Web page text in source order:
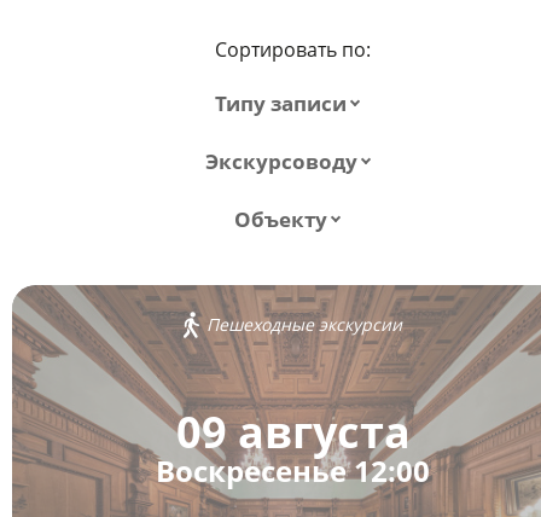
Сортировать по:
Типу записи
Экскурсоводу
Объекту
Пешеходные экскурсии
09 августа
Воскресенье 12:00